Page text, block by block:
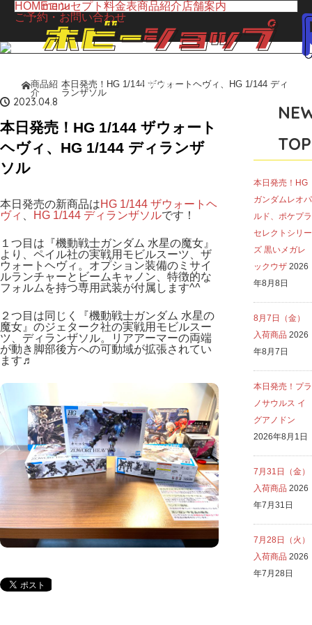
menu
HOMEコンセプト 料金表商品紹介店舗案内
ご予約・お問い合わせ
LINE UP
ホーム
商品紹
介
本日発売！HG 1/144 ザウォートヘヴィ、HG 1/144 ディ
ランザソル
2023.04.8
本日発売！HG 1/144 ザウォート
ヘヴィ、HG 1/144 ディランザ
ソル
本日発売の新商品はHG 1/144 ザウォートヘ
ヴィ
HG 1/144 ディランザソルです！
１つ目は『機動戦士ガンダム 水星の魔女』
より、ペイル社の実戦用モビルスーツ、ザ
ウォートヘヴィ。オプション装備のミサイ
ルランチャーとビームキャノン、特徴的な
フォルムを持つ専用武装が付属します^^
２つ目は同じく『機動戦士ガンダム 水星の
魔女』のジェターク社の実戦用モビルスー
ツ、ディランザソル。リアアーマーの両端
が動き脚部後方への可動域が拡張されてい
ます♬
本日発売！HG
ガンダムレオパ
ルド、ポケプラ
セレクトシリー
ズ 黒いメガレ
ックウザ 2026
年8月8日
8月7日（金）
入荷商品 2026
年8月7日
本日発売！プラ
ノサウルス イ
グアノドン
2026年8月1日
7月31日（金）
入荷商品 2026
年7月31日
7月28日（火）
入荷商品 2026
年7月28日